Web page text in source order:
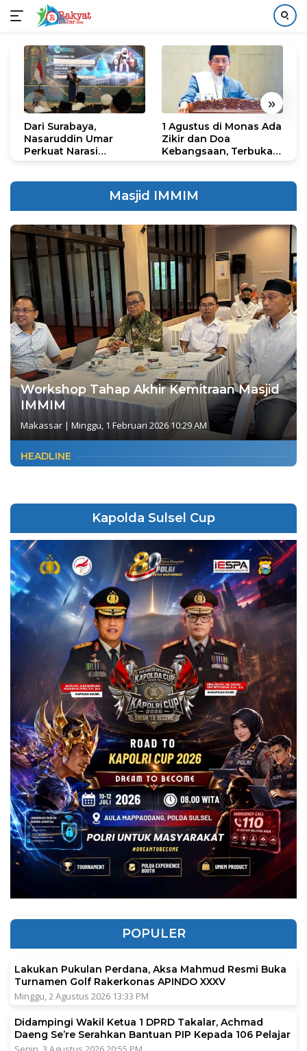
konten
« »
Dari Surabaya,
Nasaruddin Umar
Perkuat Narasi
1 Agustus di Monas Ada
Zikir dan Doa
Kebangsaan, Terbuka
Masjid IMMIM
Workshop Tahap Akhir Kemitraan Masjid
IMMIM
Makassar | Minggu, 1 Februari 2026 10:29 AM
HEADLINE
Kapolda Sulsel Cup
POPULER
Lakukan Pukulan Perdana, Aksa Mahmud Resmi Buka
Turnamen Golf Rakerkonas APINDO XXXV
Minggu, 2 Agustus 2026 13:33 PM
Didampingi Wakil Ketua 1 DPRD Takalar, Achmad
Daeng Se’re Serahkan Bantuan PIP Kepada 106 Pelajar